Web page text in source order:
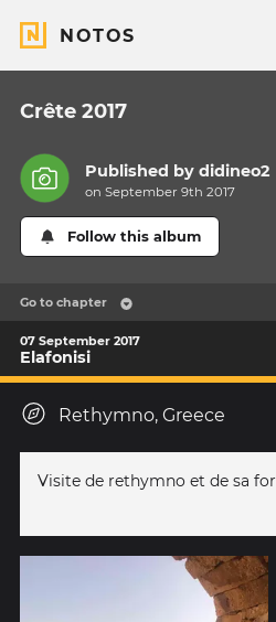
NOTOS
Crête 2017
Published bydidineo2
on September 9th 2017
Follow this album
Go to chapter
07 September 2017
Elafonisi
Rethymno, Greece
Visite de rethymno et de sa